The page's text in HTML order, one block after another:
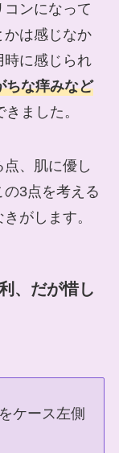
ンになって
かは感じなか
時に感じられ
ちな痒みなど
ました。
、肌に優し
3点を考える
きがします。
、だが惜し
ケース左側